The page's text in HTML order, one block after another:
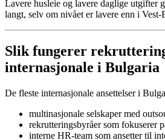
Lavere husleie og lavere daglige utgifter
langt, selv om nivået er lavere enn i Vest-
Slik fungerer
internasjonale i Bulgaria
De fleste internasjonale ansettelser i
multinasjonale selskaper med
rekrutteringsbyråer som fokuserer
interne HR-team som ansetter til